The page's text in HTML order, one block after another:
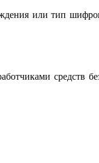
или тип
средств